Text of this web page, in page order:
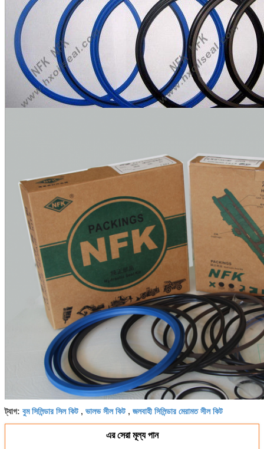
ট্যাগ: বুম সিলিন্ডার সিল কিট, ভালভ সীল কিট, জলবাহী সিলিন্ডার মেরামত সীল কিট
এর সেরা মূল্য পান